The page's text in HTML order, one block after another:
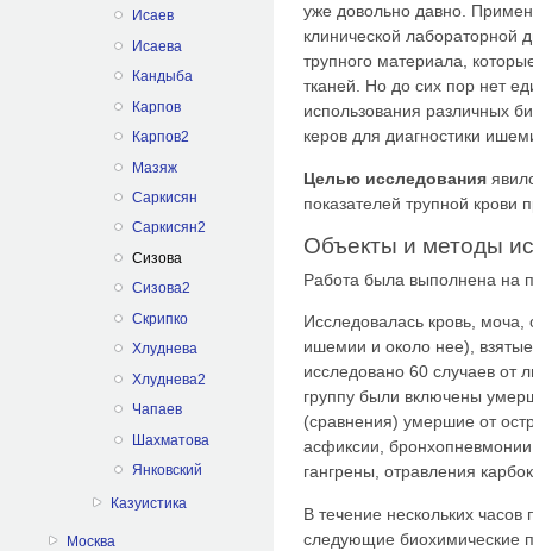
Исаев
Исаева
Кандыба
Карпов
Карпов2
Мазяж
Саркисян
Саркисян2
Сизова
Сизова2
Скрипко
Хлуднева
Хлуднева2
Чапаев
Шахматова
Янковский
Казуистика
Москва
уже довольно давно.
клинической лабораторной
трупного материала,
тканей. Но до сих пор нет
использования различных
керов для диагностики
Целью исследования
показателей трупной крови
Объекты и методы
Работа была выполнена на
Исследовалась кровь,
ишемии и около нее),
исследовано 60 случаев от
группу были включены
(сравнения) умершие от
асфиксии,
гангрены, отравления
В течение нескольких
следующие биохимические